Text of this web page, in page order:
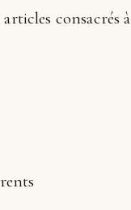
consacrés à